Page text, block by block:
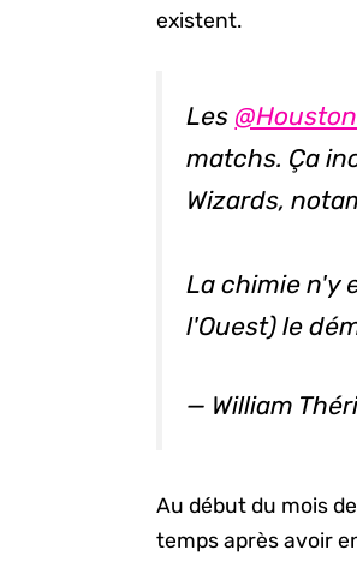
existent.
Les
matchs. Ça
Wizards,
La chimie n'y
l'Ouest) le
— William
Au début du mois
temps après avoir